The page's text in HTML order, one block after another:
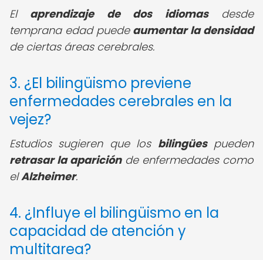
El aprendizaje de dos idiomasdesde
temprana edad puede aumentar la densidad
de ciertas áreas cerebrales.
3. ¿El bilingüismo previene
enfermedades cerebrales en la
vejez?
Estudios sugieren que los bilingüespueden
retrasar la apariciónde enfermedades como
elAlzheimer.
4. ¿Influye el bilingüismo en la
capacidad de atención y
multitarea?